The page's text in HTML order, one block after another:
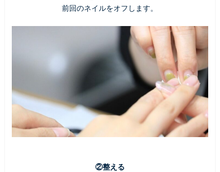
前回のネイルをオフします。
②整える